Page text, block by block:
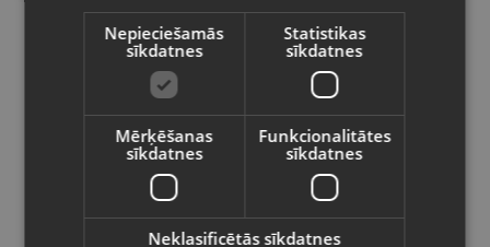
Honor CLK-NX1 128GB
valodā
Valsts
Latviešu / Latvian
Nepieciešamās
sīkdatnes
Statistikas
sīkdatnes
Mērķēšanas
sīkdatnes
Funkcionalitātes
sīkdatnes
Neklasificētās sīkdatnes